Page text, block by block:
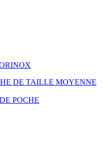
DE TAILLE MOYENNE
POCHE